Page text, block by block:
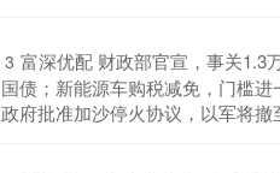
3 富深优配 财政部官宣，事关1.3
国债；新能源车购税减免，门槛进
政府批准加沙停火协议，以军将撤